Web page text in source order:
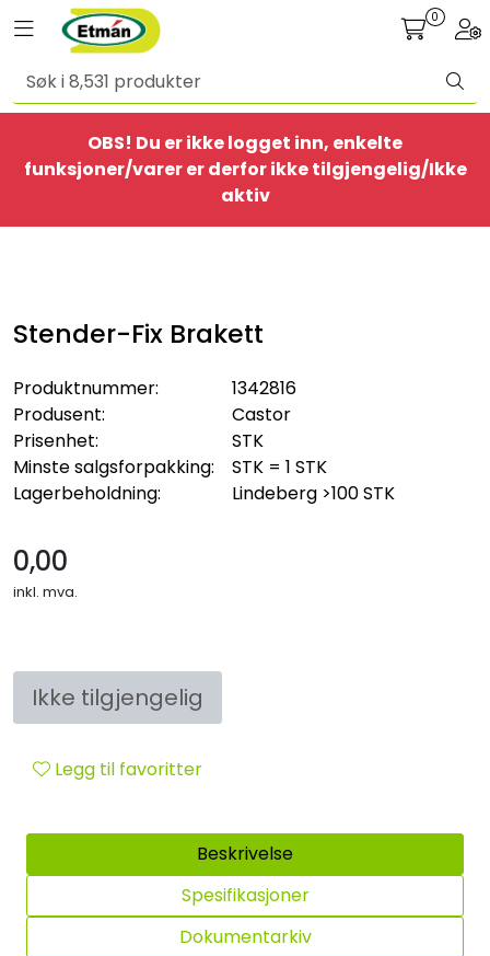
Skip to main content
Toggle navigation 0
OBS! Du er ikke logget inn, enkelte
funksjoner/varer er derfor ikke tilgjengelig/Ikke
aktiv
Stender-Fix Brakett
Produktnummer:
1342816
Produsent:
Castor
Prisenhet:
STK
Minste salgsforpakking:
STK = 1 STK
Lagerbeholdning:
Lindeberg >100 STK
0,00
inkl. mva.
Ikke tilgjengelig
Legg til favoritter
Beskrivelse
Spesifikasjoner
Dokumentarkiv
Alle produkter
BestSelgere
Provisorisk
Bolig
Belysning
Sikringsmateriell
Kabler
Outlet